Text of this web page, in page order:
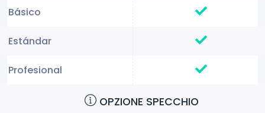
OPZIONE SPECCHIO